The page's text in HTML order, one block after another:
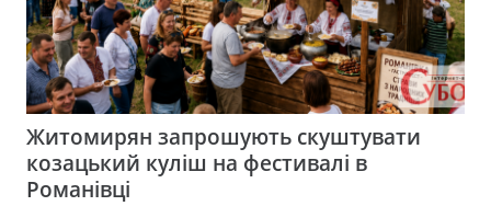
Житомирян запрошують скуштувати
козацький куліш на фестивалі в
Романівці